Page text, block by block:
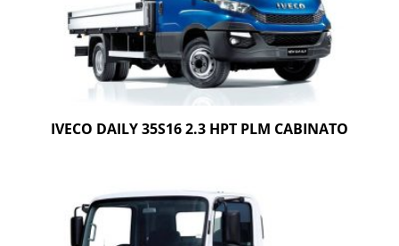
IVECO DAILY 35S16 2.3 HPT PLM CABINATO